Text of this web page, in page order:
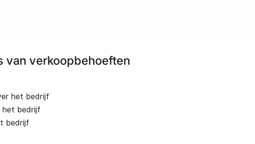
van verkoopbehoeften
het bedrijf
het bedrijf
bedrijf